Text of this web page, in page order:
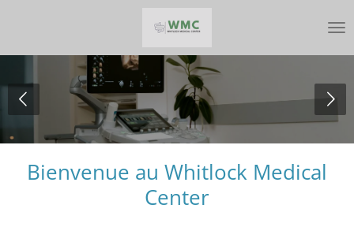
contenu
Bienvenue au Whitlock Medical
Center